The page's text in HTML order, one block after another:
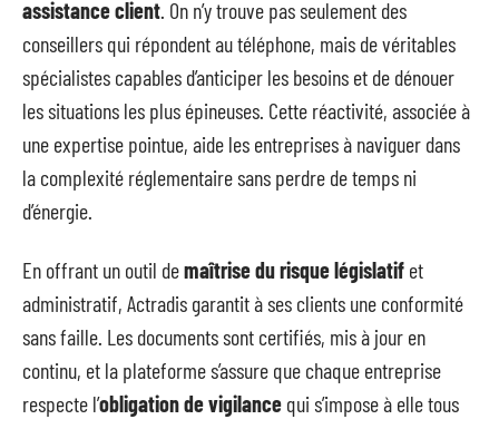
assistance client. On n’y trouve pas seulement des
conseillers qui répondent au téléphone, mais de véritables
spécialistes capables d’anticiper les besoins et de dénouer
les situations les plus épineuses. Cette réactivité, associée à
une expertise pointue, aide les entreprises à naviguer dans
la complexité réglementaire sans perdre de temps ni
d’énergie.
En offrant un outil demaîtrise du risque législatif et
administratif, Actradis garantit à ses clients une conformité
sans faille. Les documents sont certifiés, mis à jour en
continu, et la plateforme s’assure que chaque entreprise
respecte l’obligation de vigilance qui s’impose à elle tous